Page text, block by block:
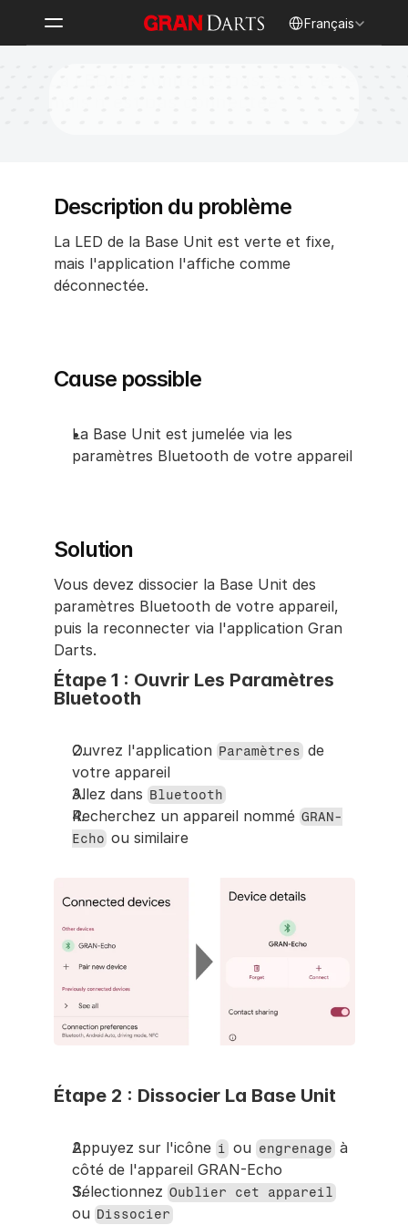
Français
Description du problème
La LED de la Base Unit est verte et fixe,
mais l'application l'affiche comme
déconnectée.
Cause possible
La Base Unit est jumelée via les
paramètres Bluetooth de votre appareil
Solution
Vous devez dissocier la Base Unit des
paramètres Bluetooth de votre appareil,
puis la reconnecter via l'application Gran
Darts.
Étape 1 : Ouvrir Les Paramètres
Bluetooth
Ouvrez l'application Paramètres de
votre appareil
Allez dans Bluetooth
Recherchez un appareil nommé GRAN-
Echo ou similaire
Étape 2 : Dissocier La Base Unit
Appuyez sur l'icône i ou engrenage à
côté de l'appareil GRAN-Echo
Sélectionnez Oublier cet appareil
ou Dissocier